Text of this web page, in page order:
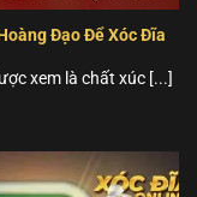
Đạo Để Xóc Đĩa
xem là chất xúc [...]